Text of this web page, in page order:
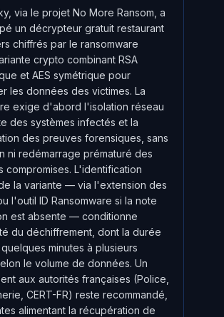
via le projet No More Ransom, a
un décrypteur gratuit restaurant
chiffrés par le ransomware
crypto combinant RSA
et AES symétrique pour
les données des victimes. La
exige d'abord l'isolation réseau
des systèmes infectés et la
des preuves forensiques, sans
ni redémarrage prématuré des
compromises. L'identification
la variante — via l'extension des
l'outil ID Ransomware si la note
est absente — conditionne
du déchiffrement, dont la durée
minutes à plusieurs
le volume de données. Un
aux autorités françaises (Police,
CERT-FR) reste recommandé,
alimentant la récupération de